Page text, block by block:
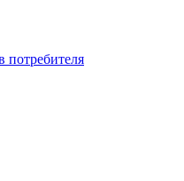
потребителя